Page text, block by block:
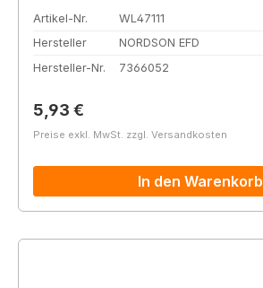
Artikel-Nr.
WL47111
Hersteller
NORDSON EFD
Hersteller-Nr.
7366052
Regulärer Preis:
5,93 €
Preise exkl. MwSt. zzgl. Versandkosten
In den Warenkorb